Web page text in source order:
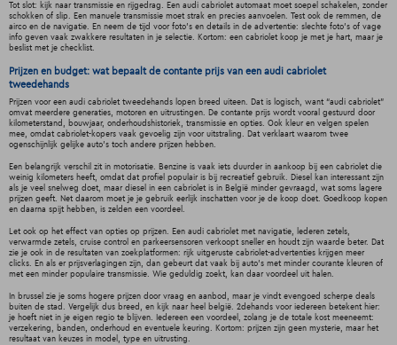
Tot slot: kijk naar transmissie en rijgedrag. Een audi cabriolet automaat moet soepel schakelen, zonder
schokken of slip. Een manuele transmissie moet strak en precies aanvoelen. Test ook de remmen, de
airco en de navigatie. En neem de tijd voor foto’s en details in de advertentie: slechte foto’s of vage
info geven vaak zwakkere resultaten in je selectie. Kortom: een cabriolet koop je met je hart, maar je
beslist met je checklist.
Prijzen en budget: wat bepaalt de contante prijs van een audi cabriolet
tweedehands
Prijzen voor een audi cabriolet tweedehands lopen breed uiteen. Dat is logisch, want “audi cabriolet”
omvat meerdere generaties, motoren en uitrustingen. De contante prijs wordt vooral gestuurd door
kilometerstand, bouwjaar, onderhoudshistoriek, transmissie en opties. Ook kleur en velgen spelen
mee, omdat cabriolet-kopers vaak gevoelig zijn voor uitstraling. Dat verklaart waarom twee
ogenschijnlijk gelijke auto’s toch andere prijzen hebben.
Een belangrijk verschil zit in motorisatie. Benzine is vaak iets duurder in aankoop bij een cabriolet die
weinig kilometers heeft, omdat dat profiel populair is bij recreatief gebruik. Diesel kan interessant zijn
als je veel snelweg doet, maar diesel in een cabriolet is in België minder gevraagd, wat soms lagere
prijzen geeft. Net daarom moet je je gebruik eerlijk inschatten voor je de koop doet. Goedkoop kopen
en daarna spijt hebben, is zelden een voordeel.
Let ook op het effect van opties op prijzen. Een audi cabriolet met navigatie, lederen zetels,
verwarmde zetels, cruise control en parkeersensoren verkoopt sneller en houdt zijn waarde beter. Dat
zie je ook in de resultaten van zoekplatformen: rijk uitgeruste cabriolet-advertenties krijgen meer
clicks. En als er prijsverlagingen zijn, dan gebeurt dat vaak bij auto’s met minder courante kleuren of
met een minder populaire transmissie. Wie geduldig zoekt, kan daar voordeel uit halen.
In brussel zie je soms hogere prijzen door vraag en aanbod, maar je vindt evengoed scherpe deals
buiten de stad. Vergelijk dus breed, en kijk naar heel belgië. 2dehands voor iedereen betekent hier:
je hoeft niet in je eigen regio te blijven. Iedereen een voordeel, zolang je de totale kost meeneemt:
verzekering, banden, onderhoud en eventuele keuring. Kortom: prijzen zijn geen mysterie, maar het
resultaat van keuzes in model, type en uitrusting.